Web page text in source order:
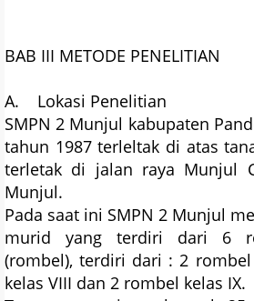
BAB III METODE PENELITIAN
A. Lokasi Penelitian
SMPN 2 Munjul kabupaten
tahun 1987 terleltak di atas
terletak di jalan raya Munjul
Munjul.
Pada saat ini SMPN 2 Munjul
murid yang terdiri dari 6
(rombel), terdiri dari : 2
kelas VIII dan 2 rombel kelas IX.